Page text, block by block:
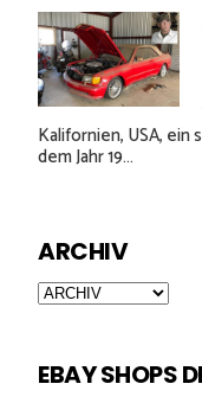
Kalifornien, USA, ein
dem Jahr 19...
ARCHIV
EBAY SHOPS